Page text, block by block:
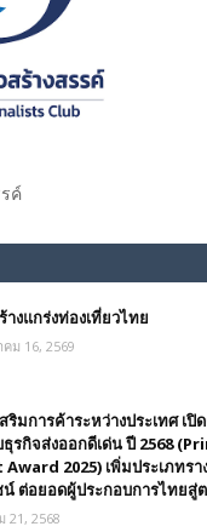
ค์​
งแกร่งท่องเที่ยวไทย
ม 16, 2569
ริมการค้าระหว่างประเทศ เปิ
รกิจส่งออกดีเด่น ปี 2568
2025) เพิ่มประเภทร
ต่อยอดผู้ประกอบการไทยสู่
21, 2568